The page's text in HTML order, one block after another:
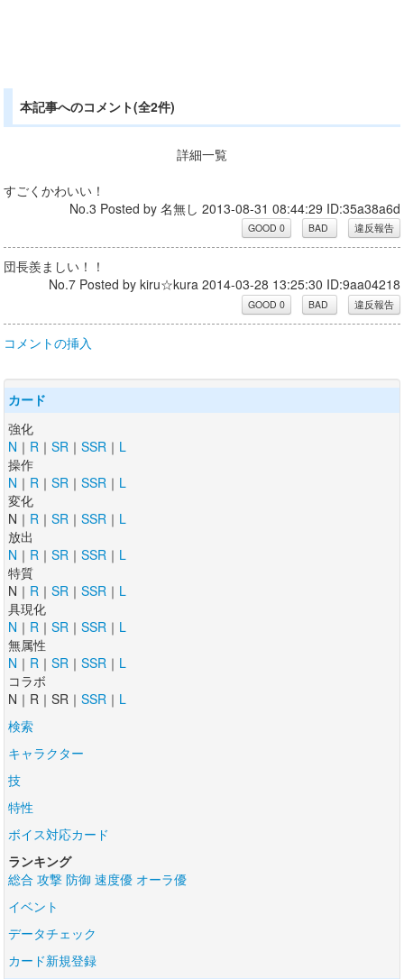
本記事へのコメント(全2件)
詳細一覧
すごくかわいい！
No.3 Posted by 名無し 2013-08-31 08:44:29 ID:35a38a6d
団長羨ましい！！
No.7 Posted by kiru☆kura 2014-03-28 13:25:30 ID:9aa04218
コメントの挿入
カード
強化
N ｜ R ｜ SR ｜ SSR ｜ L
操作
N ｜ R ｜ SR ｜ SSR ｜ L
変化
N｜ R ｜ SR ｜ SSR ｜ L
放出
N ｜ R ｜ SR ｜ SSR ｜ L
特質
N｜ R ｜ SR ｜ SSR ｜ L
具現化
N ｜ R ｜ SR ｜ SSR ｜ L
無属性
N ｜ R ｜ SR ｜ SSR ｜ L
コラボ
N｜R｜SR｜ SSR ｜ L
検索
キャラクター
技
特性
ボイス対応カード
ランキング
総合 攻撃 防御 速度優 オーラ優
イベント
データチェック
カード新規登録